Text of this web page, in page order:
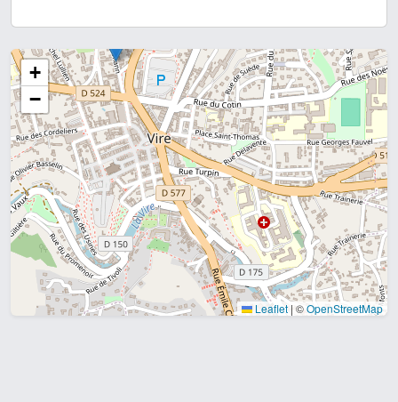
+
−
Leaflet | ©OpenStreetMap